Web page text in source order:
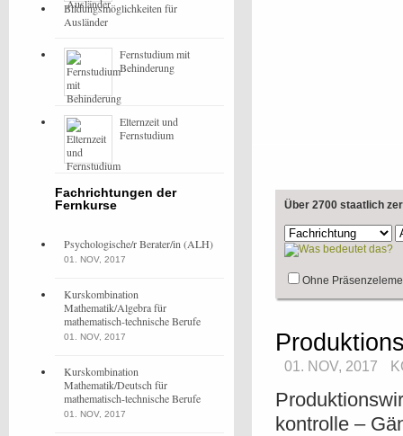
Über 2700 staatlich
Ohne
01. NOV, 2017
kontrolle –
Bildungsmöglichkeiten für
Ausländer
Fernstudium mit
Behinderung
Elternzeit und
Fernstudium
Fachrichtungen der
Fernkurse
Psychologische/r Berater/in (ALH)
01. NOV, 2017
Kurskombination
Mathematik/Algebra für
mathematisch-technische Berufe
01. NOV, 2017
Kurskombination
Mathematik/Deutsch für
mathematisch-technische Berufe
01. NOV, 2017